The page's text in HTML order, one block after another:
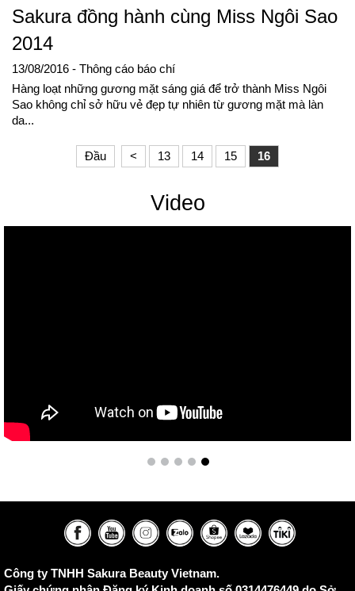
Sakura đồng hành cùng Miss Ngôi Sao
2014
13/08/2016 - Thông cáo báo chí
Hàng loạt những gương mặt sáng giá để trở thành Miss Ngôi
Sao không chỉ sở hữu vẻ đẹp tự nhiên từ gương mặt mà làn
da...
Đầu < 13 14 15 16
Video
Công ty TNHH Sakura Beauty Vietnam.